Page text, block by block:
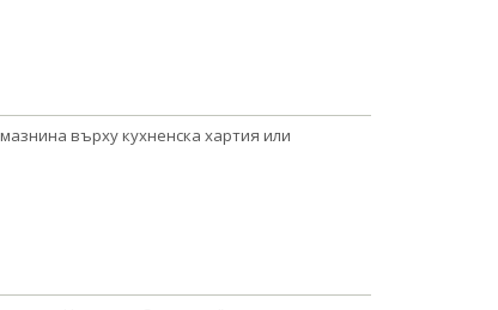
върху кухненска хартия или